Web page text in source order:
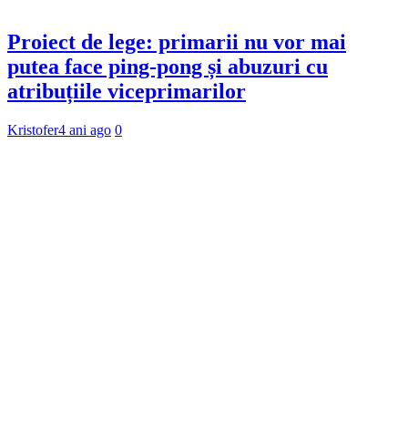
Proiect de lege: primarii nu vor mai
putea face ping-pong și abuzuri cu
atribuțiile viceprimarilor
Kristofer4 ani ago 0